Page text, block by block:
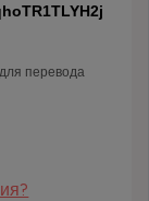
перевода